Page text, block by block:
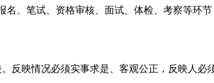
、笔试、资格审核、面试、体检、考察等环
映情况必须实事求是、客观公正，反映人必